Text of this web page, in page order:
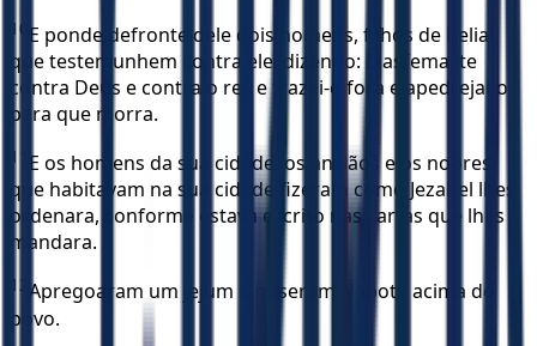
10 E ponde defronte dele dois homens, filhos de Belial,
que testemunhem contra ele, dizendo: Blasfemaste
contra Deus e contra o rei; e trazei-o fora e apedrejai-o
para que morra.
11
E os homens da sua cidade, os anciãos e os nobres
que habitavam na sua cidade fizeram como Jezabel lhes
ordenara, conforme estava escrito nas cartas que lhes
mandara.
12 Apregoaram um jejum e puseram Nabote acima do
povo.